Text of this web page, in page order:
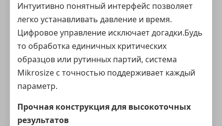
Интуитивно понятный интерфейс позволяет
легко устанавливать давление и время.
Цифровое управление исключает догадки.Будь
то обработка единичных критических
образцов или рутинных партий, система
Mikrosize с точностью поддерживает каждый
параметр.
Прочная конструкция для высокоточных
результатов